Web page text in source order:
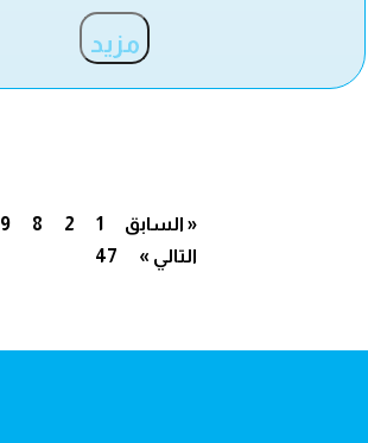
مزيد
« السابق 1
2
8
9
47
التالي »